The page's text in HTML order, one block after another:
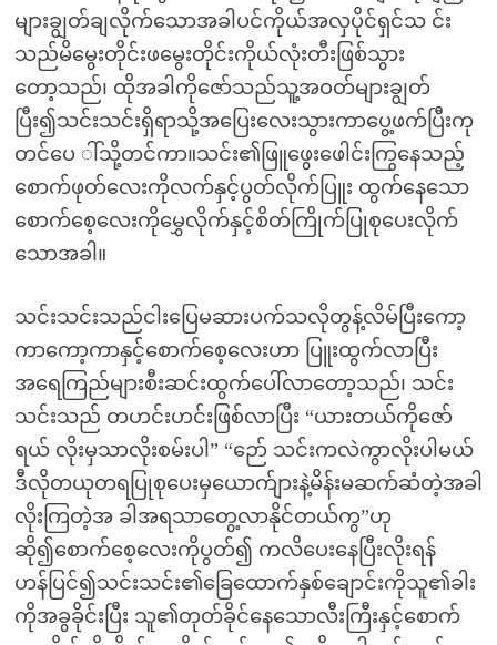
များချွတ်ချလိုက်သောအခါပင်ကိုယ်အလှပိုင်ရှင်သ င်း
သည်မိမွေးတိုင်းဖမွေးတိုင်းကိုယ်လုံးတီးဖြစ်သွား
တော့သည်၊ ထိုအခါကိုဇော်သည်သူ့အဝတ်များချွတ်
ပြီး၍သင်းသင်းရှိရာသို့အပြေးလေးသွားကာပွေ့ဖက်ပြီးကု
တင်ပေ ါ်သို့တင်ကာ။သင်း၏ဖြူဖွေးဖေါင်းကြွနေသည့်
စောက်ဖုတ်လေးကိုလက်နှင့်ပွတ်လိုက်ပြူး ထွက်နေသော
စောက်စေ့လေးကိုမွှေလိုက်နှင့်စိတ်ကြိုက်ပြုစုပေးလိုက်
သောအခါ။
သင်းသင်းသည်ငါးပြေမဆားပက်သလိုတွန့်လိမ်ပြီးကော့
ကာကော့ကာနှင့်စောက်စေ့လေးဟာ ပြူးထွက်လာပြီး
အရေကြည်များစီးဆင်းထွက်ပေါ်လာတော့သည်၊ သင်း
သင်းသည် တဟင်းဟင်းဖြစ်လာပြီး “ယားတယ်ကိုဇော်
ရယ် လိုးမှသာလိုးစမ်းပါ” “ဉော် သင်းကလဲကွာလိုးပါမယ်
ဒီလိုတယုတရပြုစုပေးမှယောက်ျားနဲ့မိန်းမဆက်ဆံတဲ့အခါ
လိုးကြတဲ့အ ခါအရသာတွေ့လာနိုင်တယ်ကွ”ဟု
ဆို၍စောက်စေ့လေးကိုပွတ်၍ ကလိပေးနေပြီးလိုးရန်
ဟန်ပြင်၍သင်းသင်း၏ခြေထောက်နှစ်ချောင်းကိုသူ၏ခါး
ကိုအခွခိုင်းပြီး သူ၏တုတ်ခိုင်နေသောလီးကြီးနှင့်စောက်